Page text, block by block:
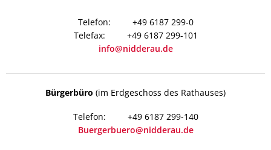
+49 6187 299-0
+49 6187 299-101
info@nidderau.de
Bürgerbüro (im Erdgeschoss des Rathauses)
+49 6187 299-140
Buergerbuero@nidderau.de